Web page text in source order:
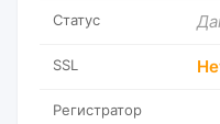
Статус
SSL
Регистратор